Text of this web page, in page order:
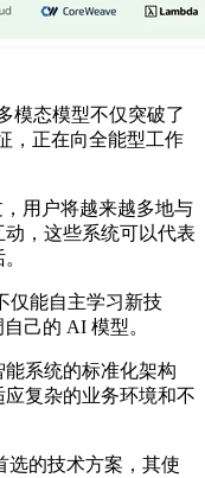
态模型不仅突破了
，正在向全能型工作
用户将越来越多地与
，这些系统可以代表
能自主学习新技
己的 AI 模型。
系统的标准化架构
复杂的业务环境和不
的技术方案，其使